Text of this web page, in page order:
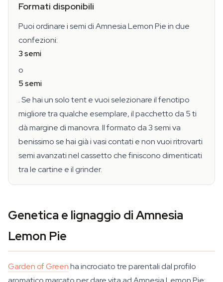
Formati disponibili
Puoi ordinare i semi di Amnesia Lemon Pie in due
confezioni:
3 semi
o
5 semi
. Se hai un solo tent e vuoi selezionare il fenotipo
migliore tra qualche esemplare, il pacchetto da 5 ti
dà margine di manovra. Il formato da 3 semi va
benissimo se hai già i vasi contati e non vuoi ritrovarti
semi avanzati nel cassetto che finiscono dimenticati
tra le cartine e il grinder.
Genetica e lignaggio di Amnesia
Lemon Pie
Garden of Greenha incrociato tre parentali dal profilo